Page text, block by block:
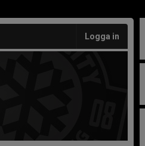
Logga in